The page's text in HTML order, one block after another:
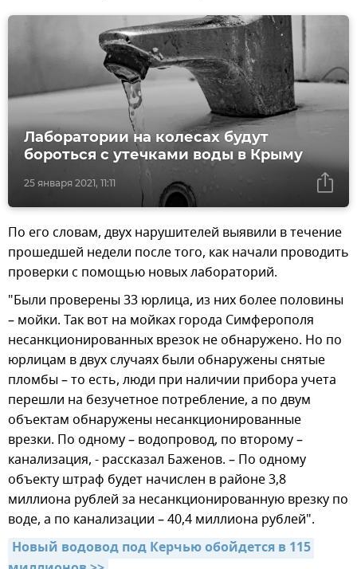
25 января 2021, 11:11
Лаборатории на колесах будут
бороться с утечками воды в Крыму
По его словам, двух нарушителей выявили в течение
прошедшей недели после того, как начали проводить
проверки с помощью новых лабораторий.
"Были проверены 33 юрлица, из них более половины
– мойки. Так вот на мойках города Симферополя
несанкционированных врезок не обнаружено. Но по
юрлицам в двух случаях были обнаружены снятые
пломбы – то есть, люди при наличии прибора учета
перешли на безучетное потребление, а по двум
объектам обнаружены несанкционированные
врезки. По одному – водопровод, по второму –
канализация, - рассказал Баженов. – По одному
объекту штраф будет начислен в районе 3,8
миллиона рублей за несанкционированную врезку по
воде, а по канализации – 40,4 миллиона рублей".
Новый водовод под Керчью обойдется в 115